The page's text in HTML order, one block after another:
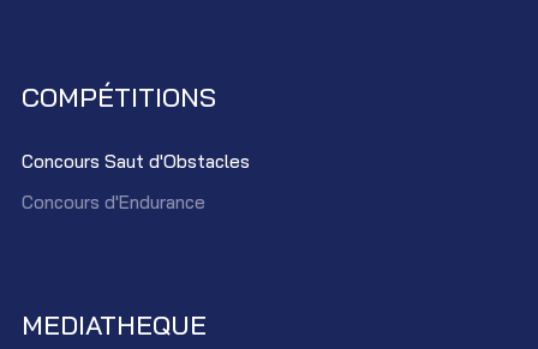
COMPÉTITIONS
Concours Saut d'Obstacles
Concours d'Endurance
MEDIATHEQUE